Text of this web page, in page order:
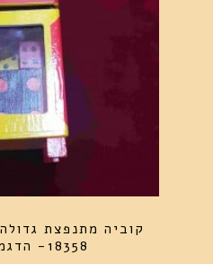
קוביה מתנפצת
18358- הדגמה אזל 99